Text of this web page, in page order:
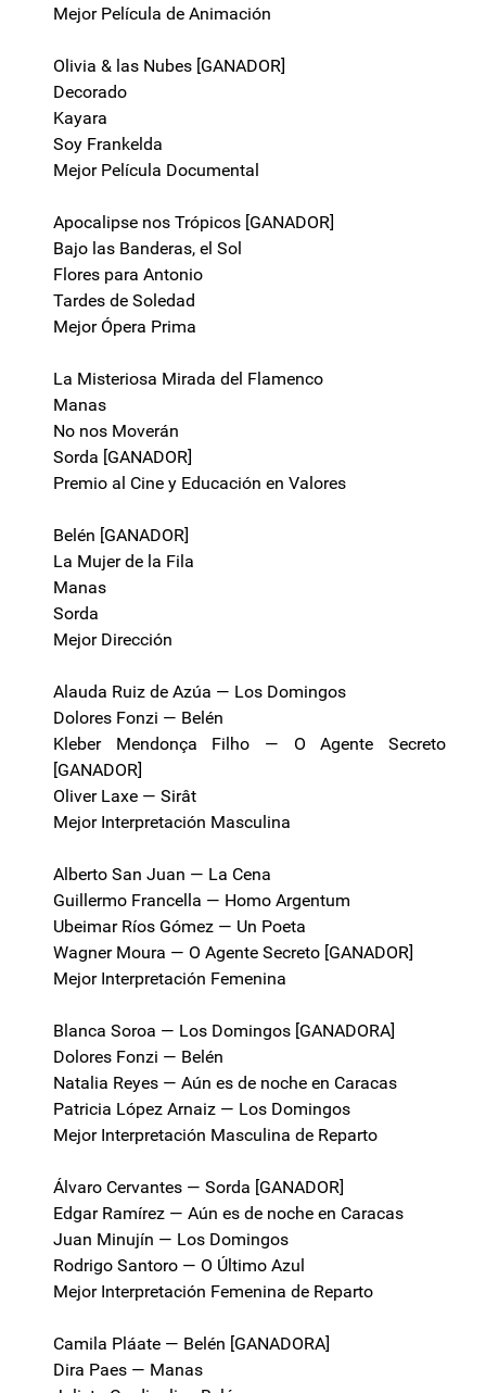
Mejor Película de Animación
Olivia & las Nubes [GANADOR]
Decorado
Kayara
Soy Frankelda
Mejor Película Documental
Apocalipse nos Trópicos [GANADOR]
Bajo las Banderas, el Sol
Flores para Antonio
Tardes de Soledad
Mejor Ópera Prima
La Misteriosa Mirada del Flamenco
Manas
No nos Moverán
Sorda [GANADOR]
Premio al Cine y Educación en Valores
Belén [GANADOR]
La Mujer de la Fila
Manas
Sorda
Mejor Dirección
Alauda Ruiz de Azúa — Los Domingos
Dolores Fonzi — Belén
Kleber Mendonça Filho — O Agente Secreto
[GANADOR]
Oliver Laxe — Sirât
Mejor Interpretación Masculina
Alberto San Juan — La Cena
Guillermo Francella — Homo Argentum
Ubeimar Ríos Gómez — Un Poeta
Wagner Moura — O Agente Secreto [GANADOR]
Mejor Interpretación Femenina
Blanca Soroa — Los Domingos [GANADORA]
Dolores Fonzi — Belén
Natalia Reyes — Aún es de noche en Caracas
Patricia López Arnaiz — Los Domingos
Mejor Interpretación Masculina de Reparto
Álvaro Cervantes — Sorda [GANADOR]
Edgar Ramírez — Aún es de noche en Caracas
Juan Minujín — Los Domingos
Rodrigo Santoro — O Último Azul
Mejor Interpretación Femenina de Reparto
Camila Pláate — Belén [GANADORA]
Dira Paes — Manas